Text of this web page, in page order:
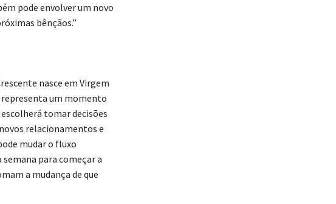
pode envolver um novo
bênçãos.”
nasce em Virgem
representa um momento
tomar decisões
relacionamentos e
mudar o fluxo
semana para começar a
a mudança de que